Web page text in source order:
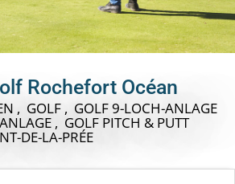
Rochefort Océan
, GOLF , GOLF 9-LOCH-ANLAGE
, GOLF PITCH & PUTT
DE-LA-PRÉE